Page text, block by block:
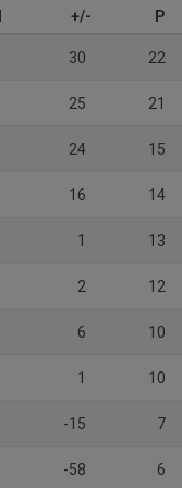
+/- P
30 22
25 21
24 15
16 14
1 13
2 12
6 10
1 10
-15 7
-58 6